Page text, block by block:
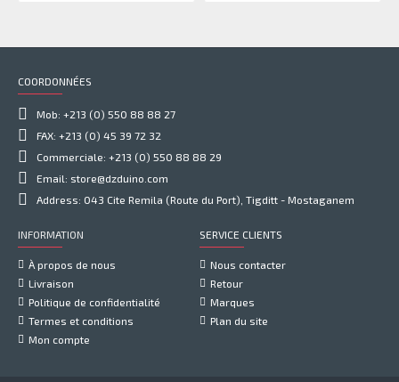
COORDONNÉES
Mob: +213 (0) 550 88 88 27
FAX: +213 (0) 45 39 72 32
Commerciale: +213 (0) 550 88 88 29
Email: store@dzduino.com
Address: 043 Cite Remila (Route du Port), Tigditt - Mostaganem
INFORMATION
À propos de nous
Livraison
Politique de confidentialité
Termes et conditions
Mon compte
SERVICE CLIENTS
Nous contacter
Retour
Marques
Plan du site